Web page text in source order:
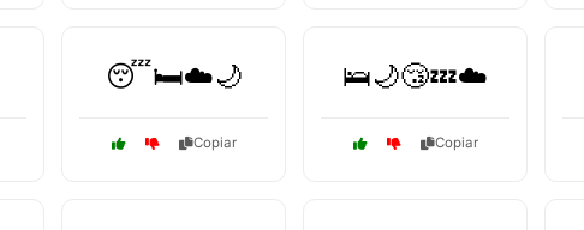
😴🛏️☁️🌙
Copiar
🛌🌙😴💤☁️
Copiar